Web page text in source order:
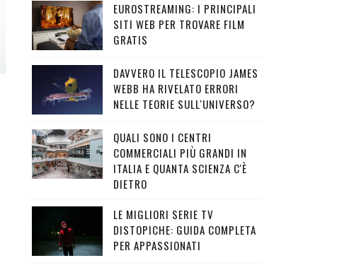
EUROSTREAMING: I PRINCIPALI
SITI WEB PER TROVARE FILM
GRATIS
DAVVERO IL TELESCOPIO JAMES
WEBB HA RIVELATO ERRORI
NELLE TEORIE SULL'UNIVERSO?
QUALI SONO I CENTRI
COMMERCIALI PIÙ GRANDI IN
ITALIA E QUANTA SCIENZA C'È
DIETRO
LE MIGLIORI SERIE TV
DISTOPICHE: GUIDA COMPLETA
PER APPASSIONATI